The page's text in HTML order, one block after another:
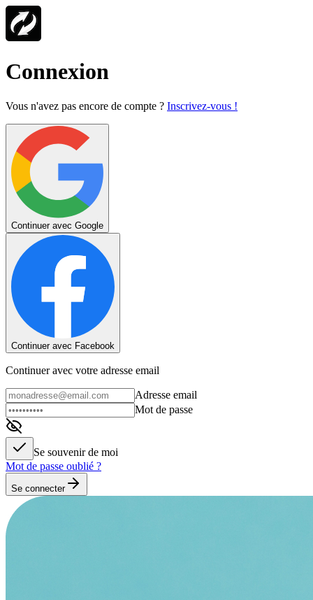
Connexion
Vous n'avez pas encore de compte ? Inscrivez-vous !
Continuer avec Google
Continuer avec Facebook
Continuer avec votre adresse email
Adresse email
Mot de passe
Se souvenir de moi
Mot de passe oublié ?
Se connecter